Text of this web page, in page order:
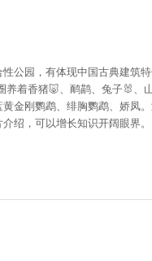
公园，有体现中国古典建
着香猪🐷、鸸鹋、兔子🐰
金刚鹦鹉、绯胸鹦鹉、娇
绍，可以增长知识开阔眼